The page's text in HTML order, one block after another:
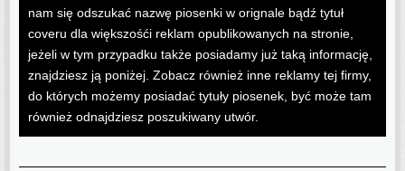
nam się odszukać nazwę piosenki w orignale bądź tytuł
coveru dla większośći reklam opublikowanych na stronie,
jeżeli w tym przypadku także posiadamy już taką informację,
znajdziesz ją poniżej. Zobacz również inne reklamy tej firmy,
do których możemy posiadać tytuły piosenek, być może tam
również odnajdziesz poszukiwany utwór.